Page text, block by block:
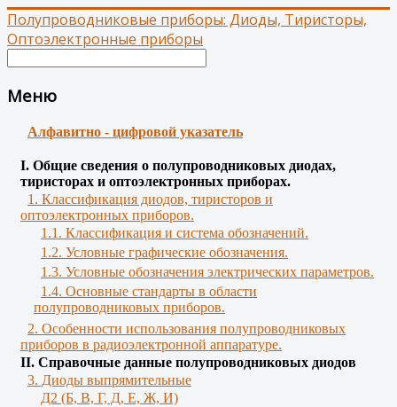
Полупроводниковые приборы: Диоды, Тиристоры,
Оптоэлектронные приборы
Меню
Алфавитно - цифровой указатель
І. Общие сведения о полупроводниковых диодах,
тиристорах и оптоэлектронных приборах.
1. Классификация диодов, тиристоров и
оптоэлектронных приборов.
1.1. Классификация и система обозначений.
1.2. Условные графические обозначения.
1.3. Условные обозначения электрических параметров.
1.4. Основные стандарты в области
полупроводниковых приборов.
2. Особенности использования полупроводниковых
приборов в радиоэлектронной аппаратуре.
II. Справочные данные полупроводниковых диодов
3. Диоды выпрямительные
Д2 (Б, В, Г, Д, Е, Ж, И)